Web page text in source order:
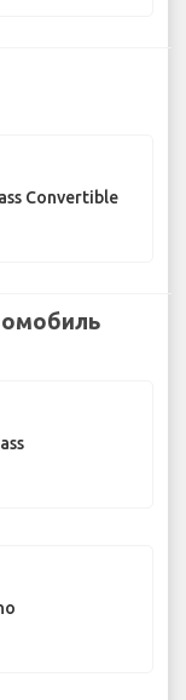
Convertible